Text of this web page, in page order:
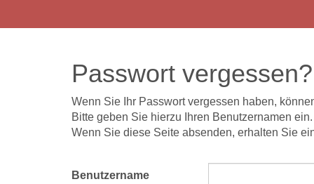
Passwort vergessen?
Wenn Sie Ihr Passwort vergessen haben,
Bitte geben Sie hierzu Ihren Benutzernamen ein.
Wenn Sie diese Seite absenden, erhalten Sie
Benutzername